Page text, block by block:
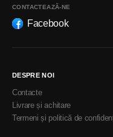
CONTACTEAZĂ-NE
Facebook
DESPRE NOI
Contacte
Livrare și achitare
Termeni și politică de